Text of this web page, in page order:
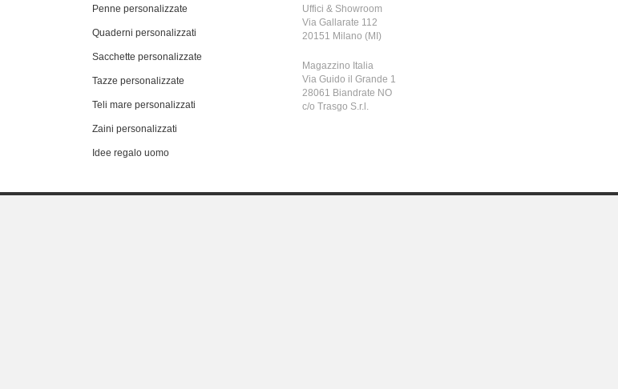
Penne personalizzate
Quaderni personalizzati
Sacchette personalizzate
Tazze personalizzate
Teli mare personalizzati
Zaini personalizzati
Idee regalo uomo
Uffici & Showroom
Via Gallarate 112
20151 Milano (MI)
Magazzino Italia
Via Guido il Grande 1
28061 Biandrate NO
c/o Trasgo S.r.l.